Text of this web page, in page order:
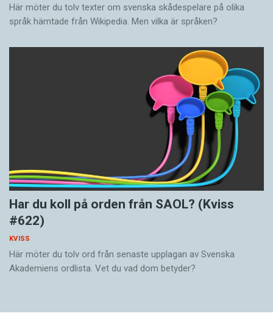
Här möter du tolv texter om svenska skådespelare på olika
språk hämtade från Wikipedia. Men vilka är språken?
Har du koll på orden från SAOL? (Kviss
#622)
KVISS
Här möter du tolv ord från senaste upplagan av Svenska
Akademiens ordlista. Vet du vad dom betyder?